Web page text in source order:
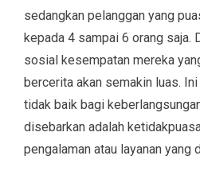
sedangkan pelanggan yang
kepada 4 sampai 6 orang saja.
sosial kesempatan mereka
bercerita akan semakin luas.
tidak baik bagi
disebarkan adalah
pengalaman atau layanan yang